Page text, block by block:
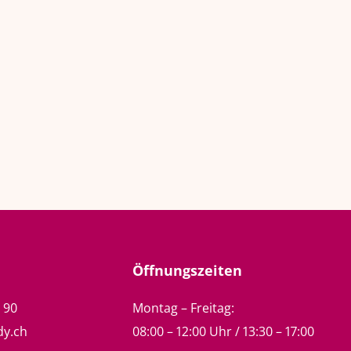
90
Öffnungszeiten
Montag – Freitag:
08:00 – 12:00 Uhr / 13:30 – 17:00